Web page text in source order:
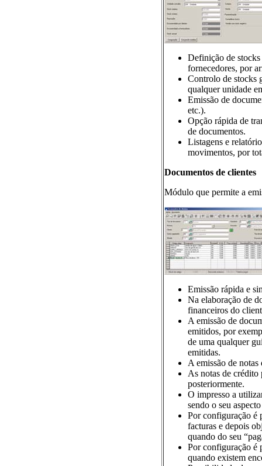
Definição de
fornecedores, por
Controlo de stocks
qualquer unidade
Emissão de
etc.).
Opção rápida de
de documentos.
Listagens e
movimentos, por
Documentos de clientes
Módulo que permite a
Emissão rápida e
Na elaboração de
financeiros do
A emissão de
emitidos, por
de uma qualquer
emitidas.
A emissão de
As notas de crédito
posteriormente.
O impresso a
sendo o seu
Por configuração é
facturas e depois
quando do seu
Por configuração é
quando existem